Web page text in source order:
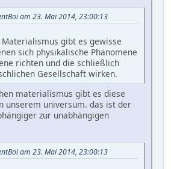
am 23. Mai 2014, 23:00:13
gibt es gewisse
sich physikalische Phänomene
richten und die schließlich
Gesellschaft wirken.
materialismus gibt es diese
unserem universum. das ist der
zur unabhängigen
am 23. Mai 2014, 23:00:13